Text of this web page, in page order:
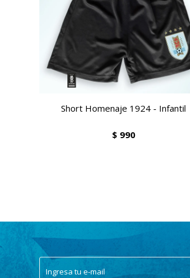
Short Homenaje 1924 - Infantil
$ 990